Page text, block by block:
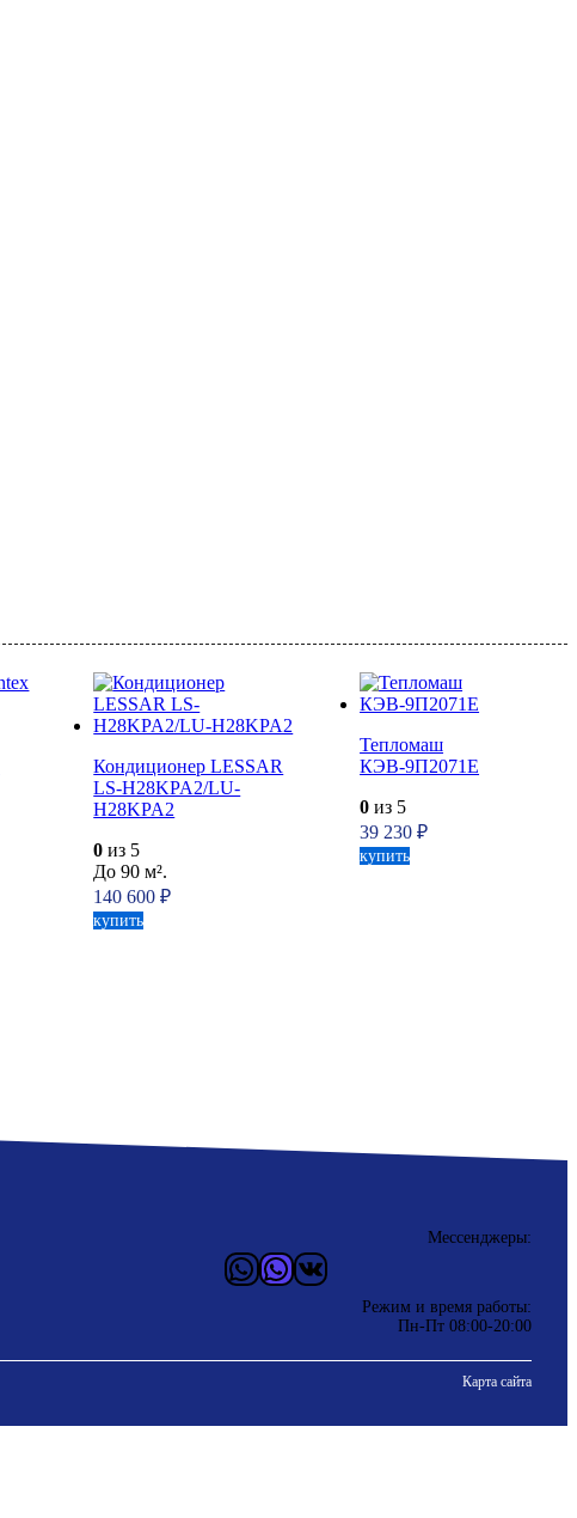
Кондиционер LESSAR
LS-H28KPA2/LU-
H28KPA2
0 из 5
До 90 м².
140 600₽
купить
Тепломаш
КЭВ-9П2071Е
0 из 5
39 230₽
купить
Мессенджеры:
WhatsApp
ViderВКонтакте
Режим и время работы:
Пн-Пт 08:00-20:00
Карта сайта